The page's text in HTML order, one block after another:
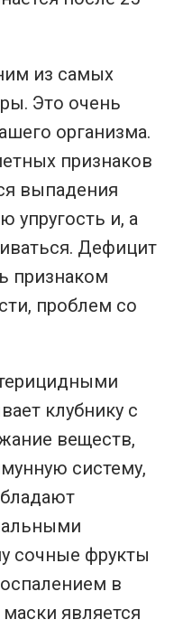
из самых
Это очень
организма.
признаков
выпадения
упругость и, а
Дефицит
признаком
проблем со
клубнику с
веществ,
систему,
сочные фрукты
в
является